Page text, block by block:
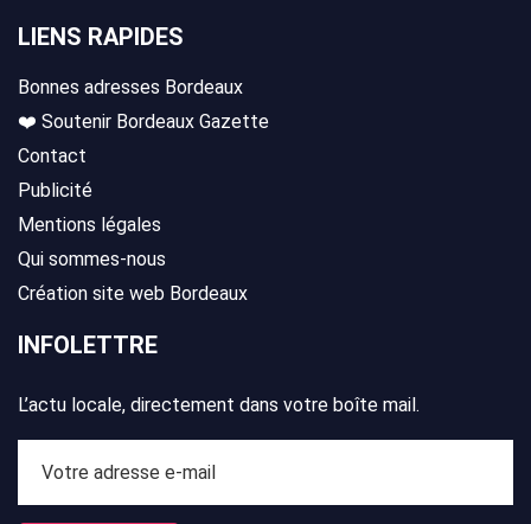
LIENS RAPIDES
Bonnes adresses Bordeaux
❤️ Soutenir Bordeaux Gazette
Contact
Publicité
Mentions légales
Qui sommes-nous
Création site web Bordeaux
INFOLETTRE
L’actu locale, directement dans votre boîte mail.